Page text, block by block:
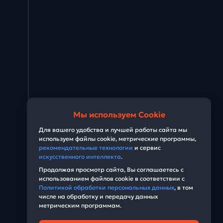
Мы используем Cookie
Для вашего удобства и лучшей работы сайта мы
используем файлы cookie, метрические программы,
рекомендательные технологии и сервис
искусственного интеллекта.
Продолжая просмотр сайта, Вы соглашаетесь с
использованием файлов cookie в соответствии с
Политикой обработки персональных данных, в том
числе на обработку и передачу данных
метрическим программам.